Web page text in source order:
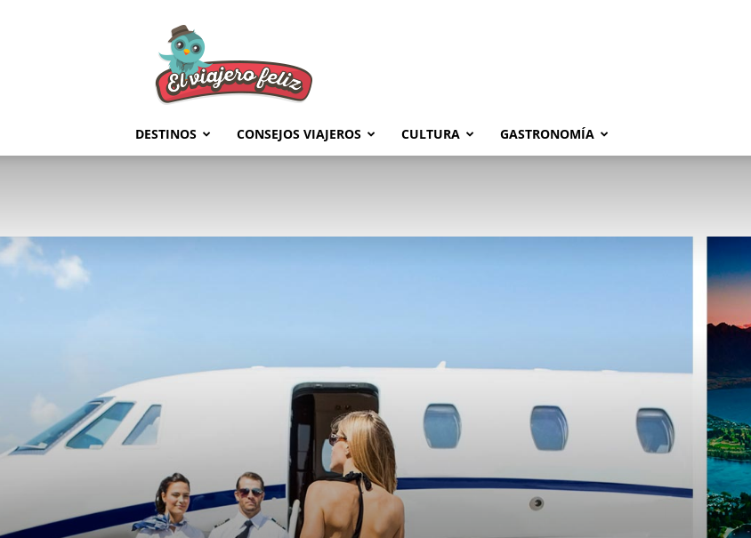
Feliz
DESTINOS CONSEJOS VIAJEROS CULTURA GASTRONOMÍA